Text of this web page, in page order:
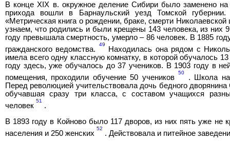
В конце XIX в. окружное деление Сибири было заменено на
прихода вошли в Барнаульский уезд Томской
«Метрическая книга о рождении, браке, смерти Николаевской
узнаем, что родились и были крещены 143 человека, из них
году превышала смертность, умерло – 86 человек. В 1885
гражданского ведомства.
49
Находилась она рядом с
имела всего одну классную комнатку, в которой обучалось
году здесь, уже обучалось до 37 учеников. В 1903 году в
помещения, проходили обучение 50 учеников
50
. Школа
Перед революцией учительствовала дочь бедного
обучавшая сразу три класса, с составом учащихся
человек
51
.
В 1893 году в Койново было 117 дворов, из них пять уже не
населения и 250 женских
52
. Действовала и питейное